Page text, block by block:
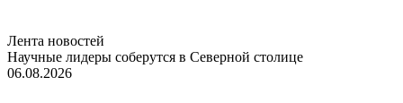
Лента новостей
Научные лидеры соберутся в Северной столице
06.08.2026